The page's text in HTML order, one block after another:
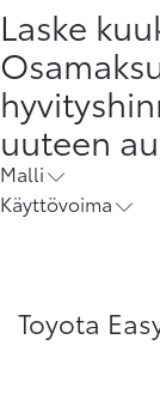
Laske
uuteen
Malli
Käyttövoima
Toyota